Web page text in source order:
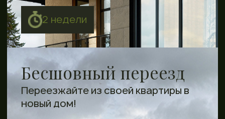
КПП. Приватность 24/7